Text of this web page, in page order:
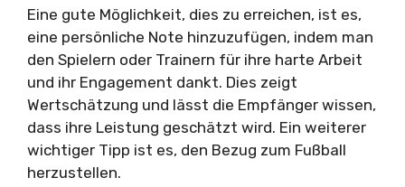
Eine gute Möglichkeit, dies zu erreichen, ist es,
eine persönliche Note hinzuzufügen, indem man
den Spielern oder Trainern für ihre harte Arbeit
und ihr Engagement dankt. Dies zeigt
Wertschätzung und lässt die Empfänger wissen,
dass ihre Leistung geschätzt wird. Ein weiterer
wichtiger Tipp ist es, den Bezug zum Fußball
herzustellen.